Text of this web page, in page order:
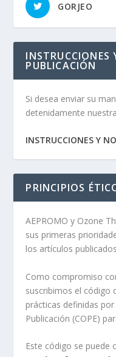
GORJEO
INSTRUCCIONES
PUBLICACIÓN
Si desea enviar su
detenidamente
INSTRUCCIONES Y
PRINCIPIOS
AEPROMO y Ozone
sus primeras
los artículos
Como compromiso
suscribimos el código
prácticas definidas
Publicación (COPE)
Este código se puede